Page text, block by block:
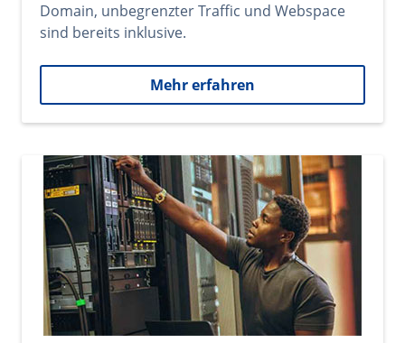
Domain, unbegrenzter Traffic und Webspace
sind bereits inklusive.
Mehr erfahren